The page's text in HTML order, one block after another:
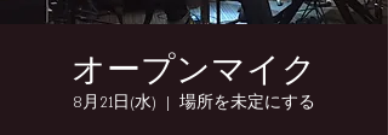
オープンマイク
8月21日(水)
  |
場所を未定にする